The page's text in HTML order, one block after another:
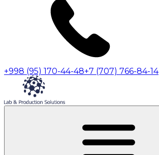
+998 (95) 170-44-48+7 (707) 766-84-14